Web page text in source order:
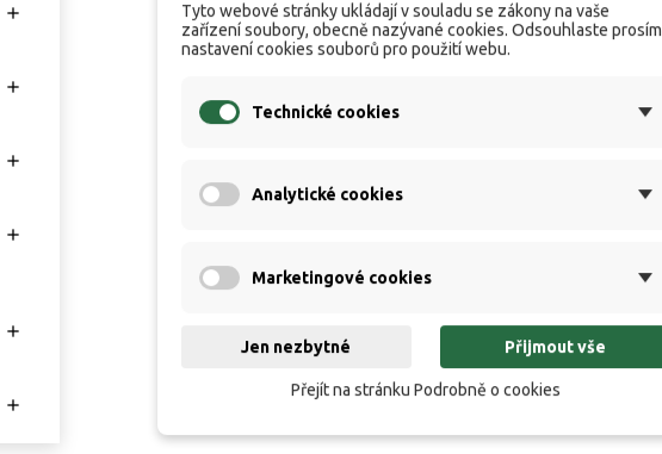






Tyto webové stránky ukládají v souladu se zákony na vaše
zařízení soubory, obecně nazývané cookies. Odsouhlaste prosím
nastavení cookies souborů pro použití webu.
Technické cookies
Analytické cookies
Marketingové cookies
Jen nezbytné Přijmout vše
Přejít na stránku Podrobně o cookies